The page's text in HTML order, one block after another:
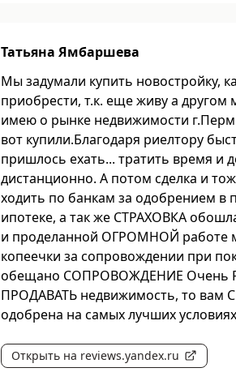
Татьяна Ямбаршева
Мы задумали купить новостройку,
приобрести, т.к. еще живу а
имею о рынке недвижимости
вот купили.Благодаря риелтору
пришлось ехать... тратить время и
дистанционно. А потом сделка и
ходить по банкам за одобрением в
ипотеке, а так же СТРАХОВКА
и проделанной ОГРОМНОЙ работе
копеечки за сопровождении при
обещано СОПРОВОЖДЕНИЕ Очень
ПРОДАВАТЬ недвижимость, то вам
одобрена на самых лучших
Открыть на reviews.yandex.ru